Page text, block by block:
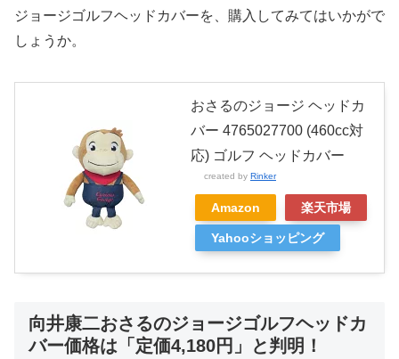
ジョージゴルフヘッドカバーを、購入してみてはいかがで
しょうか。
おさるのジョージ ヘッドカ
バー 4765027700 (460cc対
応) ゴルフ ヘッドカバー
created by Rinker
Amazon 楽天市場
Yahooショッピング
向井康二おさるのジョージゴルフヘッドカ
バー価格は「定価4,180円」と判明！